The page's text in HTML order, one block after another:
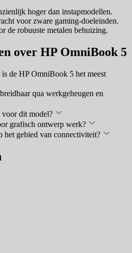
hoger dan instapmodellen.
voor zware gaming-doeleinden.
de robuuste metalen behuizing.
over HP OmniBook 5
de HP OmniBook 5 het meest
qua werkgeheugen en
dit model?
grafisch ontwerp werk?
het gebied van connectiviteit?